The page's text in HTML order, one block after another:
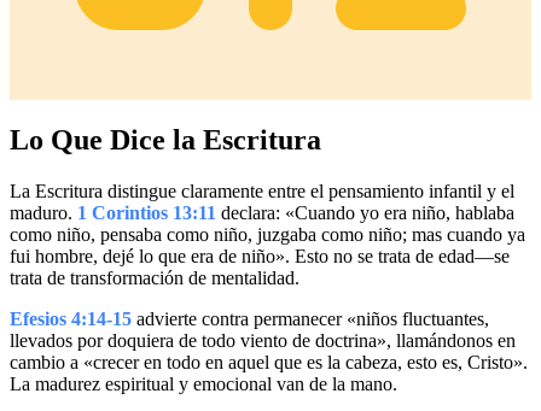
Lo Que Dice la Escritura
La Escritura distingue claramente entre el pensamiento infantil y el
maduro. 1 Corintios 13:11 declara: «Cuando yo era niño, hablaba
como niño, pensaba como niño, juzgaba como niño; mas cuando ya
fui hombre, dejé lo que era de niño». Esto no se trata de edad—se
trata de transformación de mentalidad.
Efesios 4:14-15 advierte contra permanecer «niños fluctuantes,
llevados por doquiera de todo viento de doctrina», llamándonos en
cambio a «crecer en todo en aquel que es la cabeza, esto es, Cristo».
La madurez espiritual y emocional van de la mano.